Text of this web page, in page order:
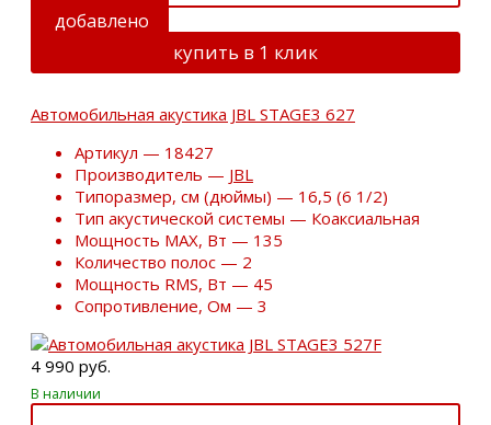
добавлено
купить в 1 клик
Автомобильная акустика JBL STAGE3 627
Артикул — 18427
Производитель — JBL
Типоразмер, см (дюймы) — 16,5 (6 1/2)
Тип акустической системы — Коаксиальная
Мощность MAX, Вт — 135
Количество полос — 2
Мощность RMS, Вт — 45
Сопротивление, Ом — 3
4 990 руб.
В наличии